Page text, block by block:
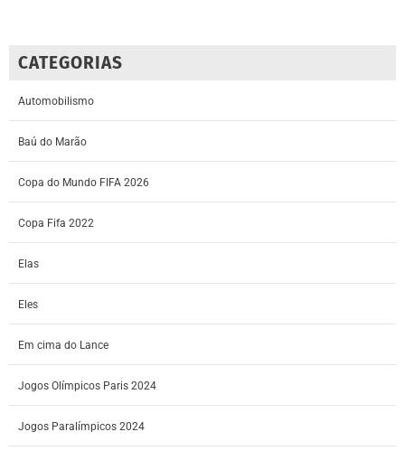
CATEGORIAS
Automobilismo
Baú do Marão
Copa do Mundo FIFA 2026
Copa Fifa 2022
Elas
Eles
Em cima do Lance
Jogos Olímpicos Paris 2024
Jogos Paralímpicos 2024